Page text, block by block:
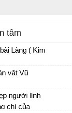
tâm
Làng ( Kim
vật Vũ
cái chết của Vũ Nương
con gái Nam Xương
người lính
chí của